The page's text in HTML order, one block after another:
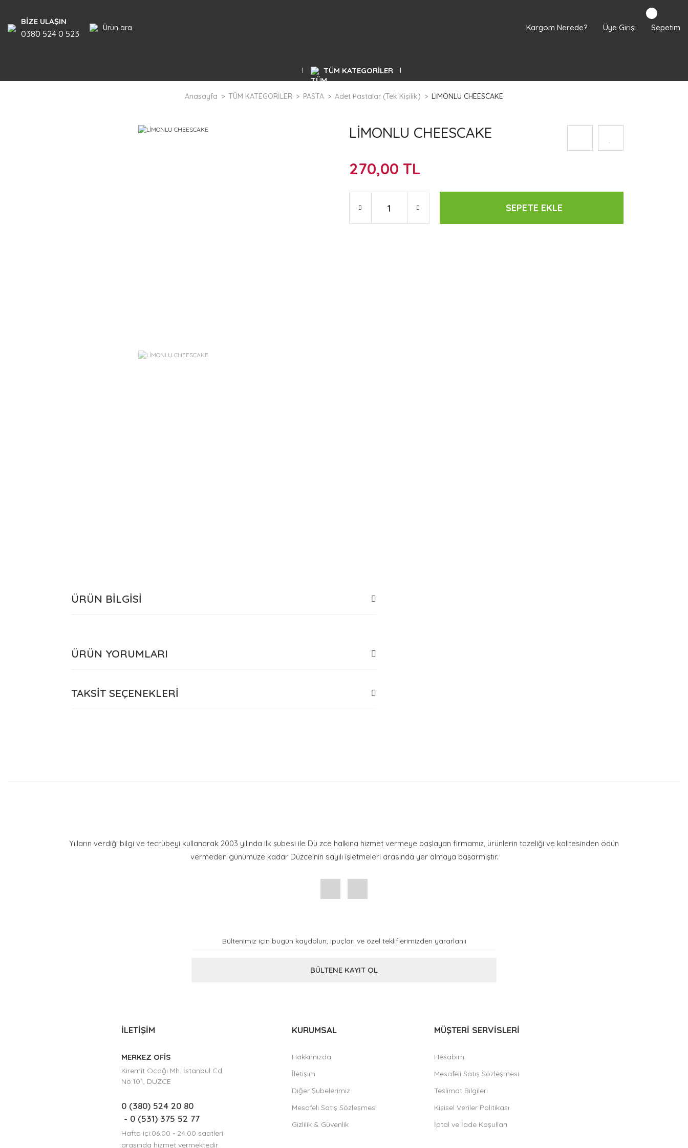
BİZE ULAŞIN
0380 524 0 523
Ürün ara Kargom Nerede? Üye Girişi Sepetim
TÜM KATEGORİLER
Anasayfa TÜM KATEGORİLER PASTA Adet Pastalar (Tek Kişilik) LİMONLU CHEESCAKE
LİMONLU CHEESCAKE
270,00 TL
SEPETE EKLE
ÜRÜN BİLGİSİ
ÜRÜN YORUMLARI
Bu ürüne ilk yorumu siz yapın!
TAKSİT SEÇENEKLERİ
Yılların verdiği bilgi ve tecrübeyi kullanarak 2003 yılında ilk şubesi ile Dü zce halkına hizmet vermeye başlayan firmamız, ürünlerin tazeliği ve kalitesinden ödün
vermeden günümüze kadar Düzce’nin sayılı işletmeleri arasında yer almaya başarmıştır.
BÜLTENE KAYIT OL
İLETİŞİM
MERKEZ OFİS
Kiremit Ocağı Mh. İstanbul Cd.
No:101, DÜZCE
0 (380) 524 20 80
- 0 (531) 375 52 77
Hafta içi:06.00 - 24.00 saatleri
arasında hizmet vermektedir.
KURUMSAL
Hakkımızda
İletişim
Diğer Şubelerimiz
Mesafeli Satış Sözleşmesi
Gizlilik & Güvenlik
MÜŞTERİ SERVİSLERİ
Hesabım
Mesafeli Satış Sözleşmesi
Teslimat Bilgileri
Kişisel Veriler Politikası
İptal ve İade Koşulları